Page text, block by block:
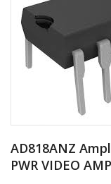
AD818ANZ
PWR VIDEO AMP